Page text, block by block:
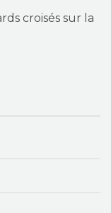
croisés sur la